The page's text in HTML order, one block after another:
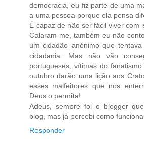
democracia, eu fiz parte de uma
a uma pessoa porque ela pensa
É capaz de não ser fácil viver com
Calaram-me, também eu não
um cidadão anónimo que
cidadania. Mas não vão
portugueses, vítimas do
outubro darão uma lição aos
esses malfeitores que nos
Deus o permita!
Adeus, sempre foi o blogger
blog, mas já percebi como
Responder